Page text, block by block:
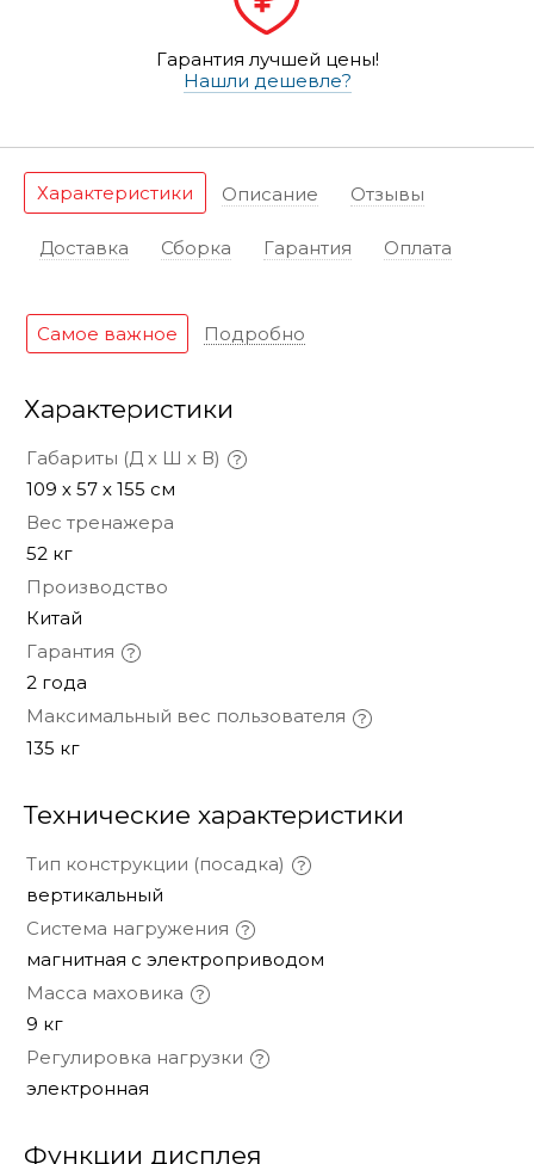
Гарантия лучшей цены!
Нашли дешевле?
Характеристики Описание Отзывы
Доставка Сборка Гарантия Оплата
Самое важное Подробно
Характеристики
Габариты (Д х Ш х В)
109 х 57 х 155 см
Вес тренажера
52 кг
Производство
Китай
Гарантия
2 года
Максимальный вес пользователя
135 кг
Технические характеристики
Тип конструкции (посадка)
вертикальный
Система нагружения
магнитная с электроприводом
Масса маховика
9 кг
Регулировка нагрузки
электронная
Функции дисплея